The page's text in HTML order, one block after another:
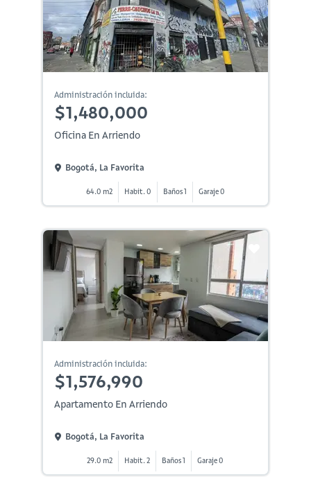
Administración incluida:
$1,480,000
Oficina En Arriendo
Bogotá, La Favorita
64.0 m2 Habit. 0 Baños 1 Garaje 0
Administración incluida:
$1,576,990
Apartamento En Arriendo
Bogotá, La Favorita
29.0 m2 Habit. 2 Baños 1 Garaje 0